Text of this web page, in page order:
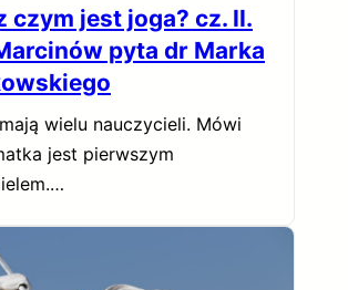
czym jest joga? cz. II.
pyta dr Marka
wielu nauczycieli. Mówi
jest pierwszym